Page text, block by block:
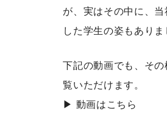
が、実はその中に、当
した学生の姿もありま
下記の動画でも、その
覧いただけます。
▶ 動画はこちら